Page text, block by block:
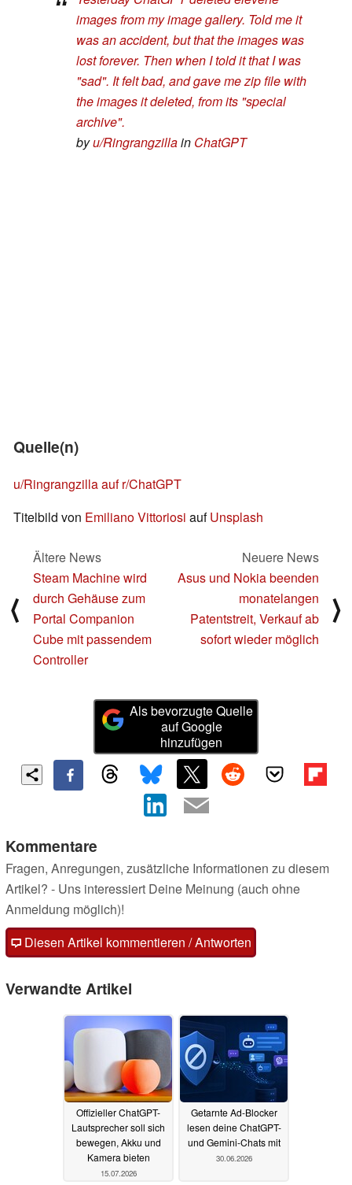
images from my image gallery. Told me it
was an accident, but that the images was
lost forever. Then when I told it that I was
"sad". It felt bad, and gave me zip file with
the images it deleted, from its "special
archive".
byu/Ringrangzillain ChatGPT
Quelle(n)
u/Ringrangzilla auf r/ChatGPT
Titelbild von Emiliano Vittoriosi aufUnsplash
⟨
Ältere News
Steam Machine wird
durch Gehäuse zum
Portal Companion
Cube mit passendem
Controller
Neuere News
Asus und Nokia beenden
monatelangen
Patentstreit, Verkauf ab
sofort wieder möglich
⟩
Als bevorzugte Quelle
auf Google
hinzufügen
Kommentare
Fragen, Anregungen, zusätzliche Informationen zu diesem
Artikel? - Uns interessiert Deine Meinung (auch ohne
Anmeldung möglich)!
Diesen Artikel kommentieren / Antworten
Verwandte Artikel
Offizieller ChatGPT-
Lautsprecher soll sich
bewegen, Akku und
Kamera bieten
15.07.2026
Getarnte Ad-Blocker
lesen deine ChatGPT-
und Gemini-Chats mit
30.06.2026